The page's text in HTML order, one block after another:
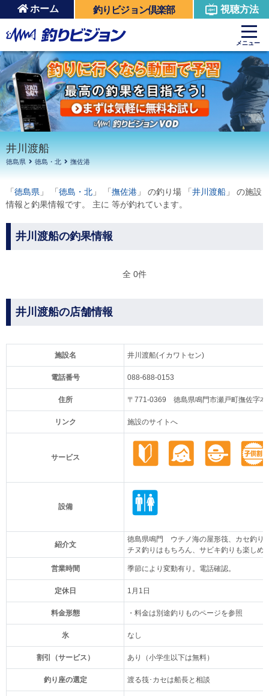
ホーム 釣りビジョン倶楽部 視聴方法
メニュー
井川渡船
徳島県 徳島・北 撫佐港
「 徳島県 」 「 徳島・北 」 「 撫佐港 」 の釣り場 「 井川渡船 」 の施設
情報と釣果情報です。 主に 等が釣れています。
井川渡船の釣果情報
全 0件
井川渡船の店舗情報
施設名 井川渡船(イカワトセン)
電話番号 088-688-0153
住所 〒771-0369 徳島県鳴門市瀬戸町撫佐字本
リンク 施設のサイトへ
サービス
設備
紹介文
徳島県鳴門 ウチノ海の屋形筏、カセ釣り
チヌ釣りはもちろん、サビキ釣りも楽しめ
営業時間 季節により変動有り。電話確認。
定休日 1月1日
料金形態 ・料金は別途釣りものページを参照
氷 なし
割引（サービス） あり（小学生以下は無料）
釣り座の選定 渡る筏･カセは船長と相談
周辺の施設を見る